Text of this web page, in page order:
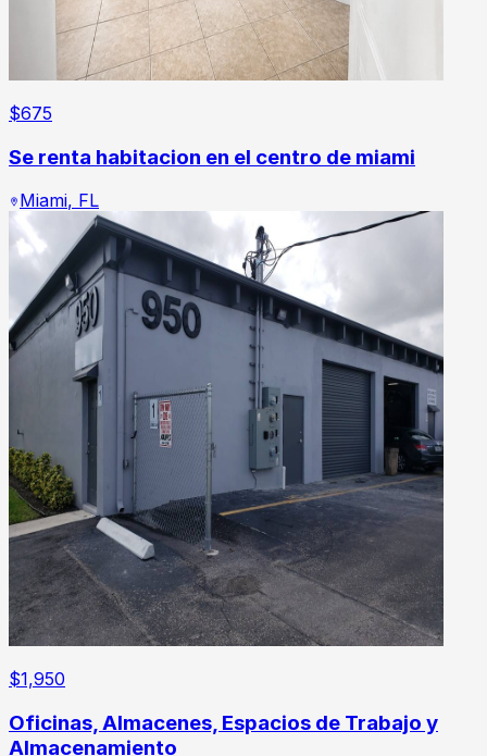
$675
Se renta habitacion en el centro de miami
Miami, FL
$1,950
Oficinas, Almacenes, Espacios de Trabajo y
Almacenamiento